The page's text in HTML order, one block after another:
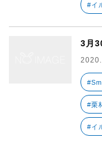
#イ
3月
#栗
#イ